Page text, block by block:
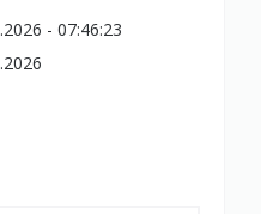
- 07:46:23